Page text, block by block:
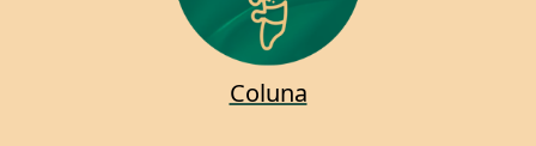
Coluna